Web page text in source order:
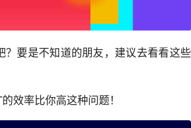
要是不知道的朋友，建议去看看这些
效率比你高这种问题！